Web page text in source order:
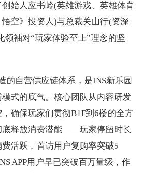
始人应书岭(英雄游戏、英雄体育
空》投资人)与总裁关山行(资深
领袖对“玩家体验至上”理念的坚
的自营供应链体系，是INS新乐园
式的底气。核心团队从内容研发
确保玩家们贯彻B1F到6楼的全方
底释放消费潜能——玩家停留时长
活跃，首访用户复购率突破5
APP用户早已突破百万量级，作